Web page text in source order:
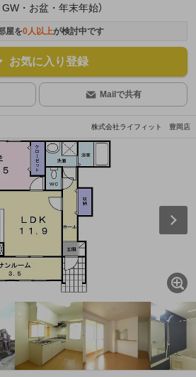
・お盆・年末年始）
屋を0人以上が検討中です
お気に入り登録
Mailで共有
株式会社ライフィット 豊岡店